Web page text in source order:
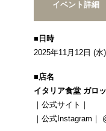
イベント詳細
■日時
2025年11月12日 (
■店名
イタリア食堂 ガロ
｜ 公式サイト ｜
｜ 公式Instagram ｜